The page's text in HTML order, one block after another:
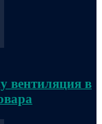
вентиляция в